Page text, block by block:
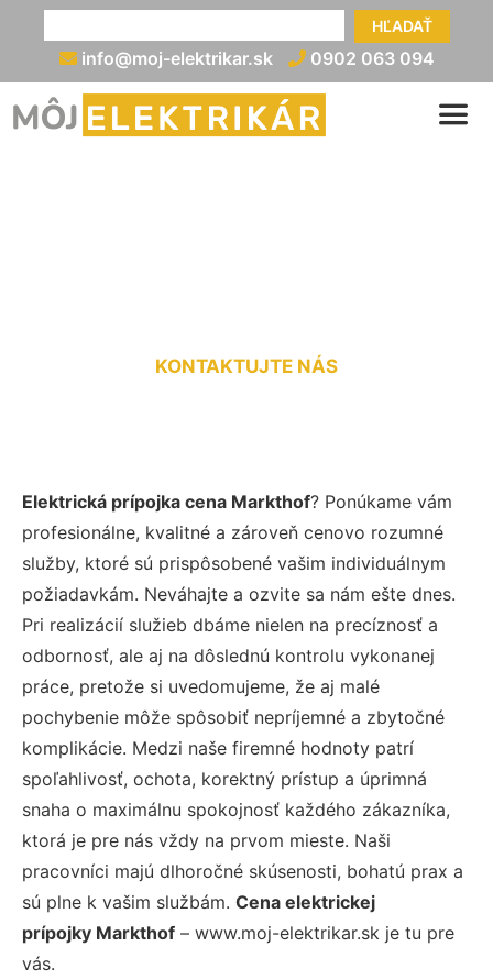
HĽADAŤ
info@moj-elektrikar.sk 0902 063 094
KONTAKTUJTE NÁS
Elektrická prípojka cena Markthof? Ponúkame vám
profesionálne, kvalitné a zároveň cenovo rozumné
služby, ktoré sú prispôsobené vašim individuálnym
požiadavkám. Neváhajte a ozvite sa nám ešte dnes.
Pri realizácií služieb dbáme nielen na precíznosť a
odbornosť, ale aj na dôslednú kontrolu vykonanej
práce, pretože si uvedomujeme, že aj malé
pochybenie môže spôsobiť nepríjemné a zbytočné
komplikácie. Medzi naše firemné hodnoty patrí
spoľahlivosť, ochota, korektný prístup a úprimná
snaha o maximálnu spokojnosť každého zákazníka,
ktorá je pre nás vždy na prvom mieste. Naši
pracovníci majú dlhoročné skúsenosti, bohatú prax a
sú plne k vašim službám. Cena elektrickej
prípojky Markthof – www.moj-elektrikar.sk je tu pre
vás.